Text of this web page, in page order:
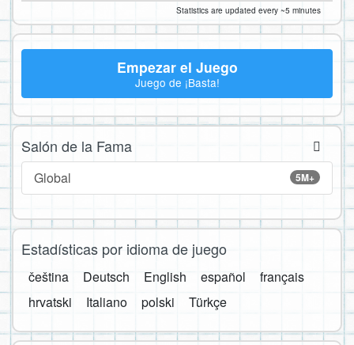
Statistics are updated every ~5 minutes
Empezar el Juego
Juego de ¡Basta!
Salón de la Fama
5M+
Global
Estadísticas por idioma de juego
čeština Deutsch English español
français
hrvatski
Italiano polski Türkçe